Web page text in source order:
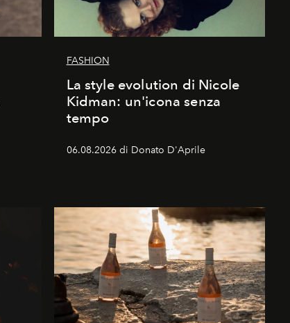
FASHION
La style evolution di Nicole
Kidman: un'icona senza
tempo
06.08.2026 di Donato D'Aprile